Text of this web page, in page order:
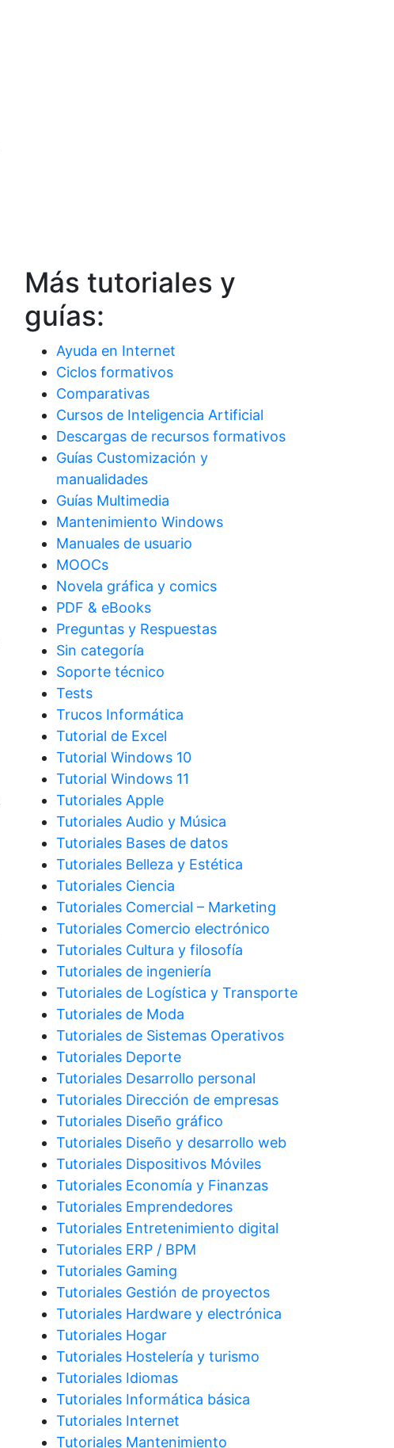
Más tutoriales y
guías:
Ayuda en Internet
Ciclos formativos
Comparativas
Cursos de Inteligencia Artificial
Descargas de recursos formativos
Guías Customización y
manualidades
Guías Multimedia
Mantenimiento Windows
Manuales de usuario
MOOCs
Novela gráfica y comics
PDF & eBooks
Preguntas y Respuestas
Sin categoría
Soporte técnico
Tests
Trucos Informática
Tutorial de Excel
Tutorial Windows 10
Tutorial Windows 11
Tutoriales Apple
Tutoriales Audio y Música
Tutoriales Bases de datos
Tutoriales Belleza y Estética
Tutoriales Ciencia
Tutoriales Comercial – Marketing
Tutoriales Comercio electrónico
Tutoriales Cultura y filosofía
Tutoriales de ingeniería
Tutoriales de Logística y Transporte
Tutoriales de Moda
Tutoriales de Sistemas Operativos
Tutoriales Deporte
Tutoriales Desarrollo personal
Tutoriales Dirección de empresas
Tutoriales Diseño gráfico
Tutoriales Diseño y desarrollo web
Tutoriales Dispositivos Móviles
Tutoriales Economía y Finanzas
Tutoriales Emprendedores
Tutoriales Entretenimiento digital
Tutoriales ERP / BPM
Tutoriales Gaming
Tutoriales Gestión de proyectos
Tutoriales Hardware y electrónica
Tutoriales Hogar
Tutoriales Hostelería y turismo
Tutoriales Idiomas
Tutoriales Informática básica
Tutoriales Internet
Tutoriales Mantenimiento